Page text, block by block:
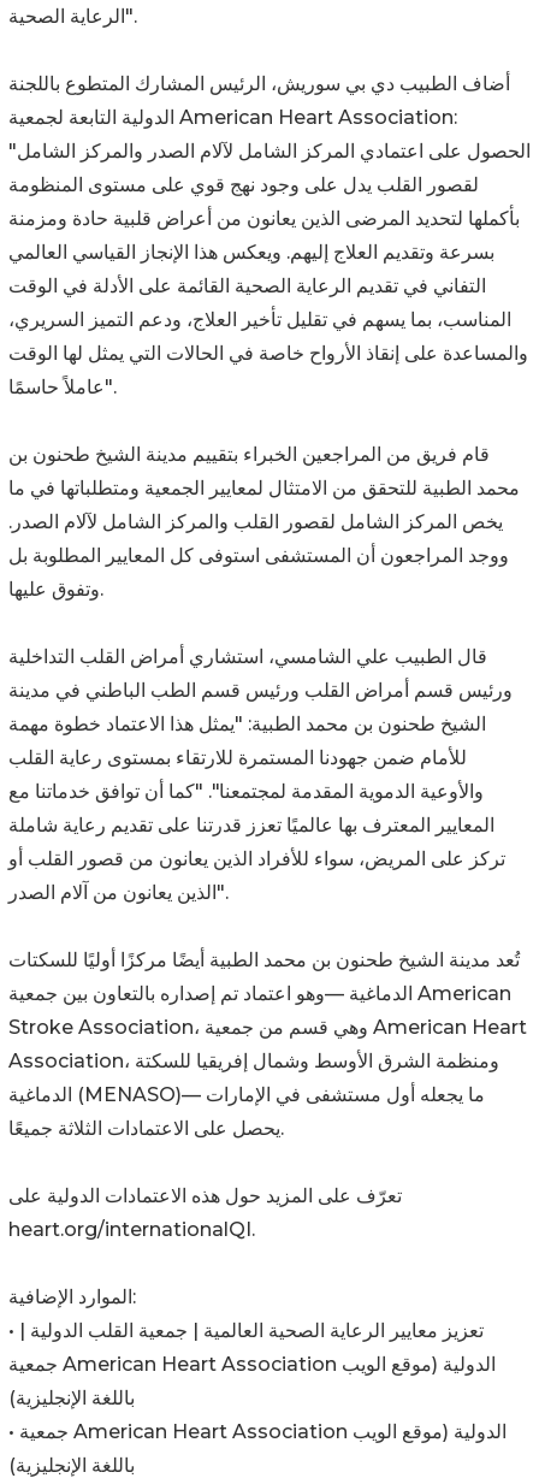
الرعاية الصحية".
أضاف الطبيب دي بي سوريش، الرئيس المشارك المتطوع باللجنة
الدولية التابعة لجمعية American Heart Association:
"الحصول على اعتمادي المركز الشامل لآلام الصدر والمركز الشامل
لقصور القلب يدل على وجود نهج قوي على مستوى المنظومة
بأكملها لتحديد المرضى الذين يعانون من أعراض قلبية حادة ومزمنة
بسرعة وتقديم العلاج إليهم. ويعكس هذا الإنجاز القياسي العالمي
التفاني في تقديم الرعاية الصحية القائمة على الأدلة في الوقت
المناسب، بما يسهم في تقليل تأخير العلاج، ودعم التميز السريري،
والمساعدة على إنقاذ الأرواح خاصة في الحالات التي يمثل لها الوقت
عاملاً حاسمًا".
قام فريق من المراجعين الخبراء بتقييم مدينة الشيخ طحنون بن
محمد الطبية للتحقق من الامتثال لمعايير الجمعية ومتطلباتها في ما
يخص المركز الشامل لقصور القلب والمركز الشامل لآلام الصدر.
ووجد المراجعون أن المستشفى استوفى كل المعايير المطلوبة بل
وتفوق عليها.
قال الطبيب علي الشامسي، استشاري أمراض القلب التداخلية
ورئيس قسم أمراض القلب ورئيس قسم الطب الباطني في مدينة
الشيخ طحنون بن محمد الطبية: "يمثل هذا الاعتماد خطوة مهمة
للأمام ضمن جهودنا المستمرة للارتقاء بمستوى رعاية القلب
والأوعية الدموية المقدمة لمجتمعنا". "كما أن توافق خدماتنا مع
المعايير المعترف بها عالميًا تعزز قدرتنا على تقديم رعاية شاملة
تركز على المريض، سواء للأفراد الذين يعانون من قصور القلب أو
الذين يعانون من آلام الصدر".
تُعد مدينة الشيخ طحنون بن محمد الطبية أيضًا مركزًا أوليًا للسكتات
الدماغية —وهو اعتماد تم إصداره بالتعاون بين جمعية American
Stroke Association، وهي قسم من جمعية American Heart
Association، ومنظمة الشرق الأوسط وشمال إفريقيا للسكتة
الدماغية (MENASO)— ما يجعله أول مستشفى في الإمارات
يحصل على الاعتمادات الثلاثة جميعًا.
تعرّف على المزيد حول هذه الاعتمادات الدولية على
heart.org/internationalQI.
الموارد الإضافية:
• تعزيز معايير الرعاية الصحية العالمية | جمعية القلب الدولية |
جمعية American Heart Association الدولية (موقع الويب
باللغة الإنجليزية)
• جمعية American Heart Association الدولية (موقع الويب
باللغة الإنجليزية)